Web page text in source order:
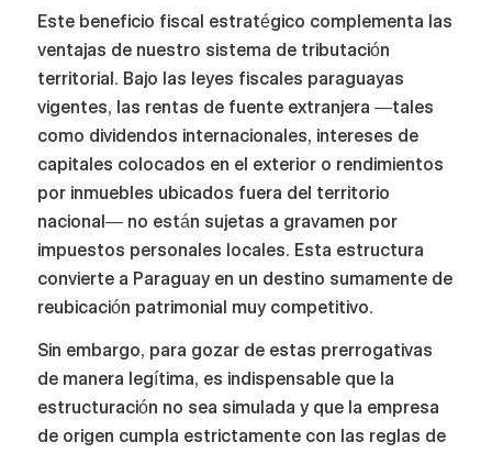
Este beneficio fiscal estratégico complementa las
ventajas de nuestro sistema de tributación
territorial. Bajo las leyes fiscales paraguayas
vigentes, las rentas de fuente extranjera —tales
como dividendos internacionales, intereses de
capitales colocados en el exterior o rendimientos
por inmuebles ubicados fuera del territorio
nacional— no están sujetas a gravamen por
impuestos personales locales. Esta estructura
convierte a Paraguay en un destino sumamente de
reubicación patrimonial muy competitivo.
Sin embargo, para gozar de estas prerrogativas
de manera legítima, es indispensable que la
estructuración no sea simulada y que la empresa
de origen cumpla estrictamente con las reglas de